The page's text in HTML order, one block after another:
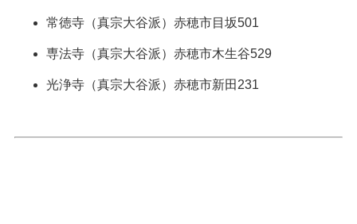
常徳寺（真宗大谷派） 赤穂市目坂501
専法寺（真宗大谷派） 赤穂市木生谷529
光浄寺（真宗大谷派） 赤穂市新田231